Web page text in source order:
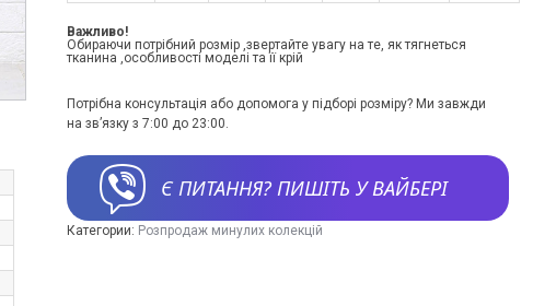
Важливо!
Обираючи потрібний розмір ,звертайте увагу на те, як тягнеться
тканина ,особливості моделі та її крій
Потрібна консультація або допомога у підборі розміру? Ми завжди
на зв’язку з 7:00 до 23:00.
Є ПИТАННЯ? ПИШІТЬ У ВАЙБЕРІ
Категории: Розпродаж минулих колекцій